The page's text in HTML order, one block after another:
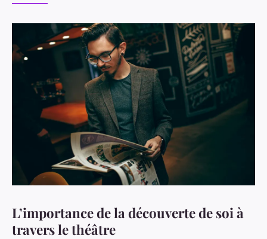
L’importance de la découverte de soi à
travers le théâtre